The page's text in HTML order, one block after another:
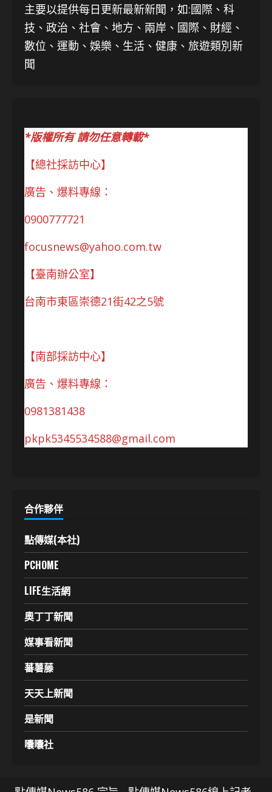
主要以提供每日更新最新新聞 ，如:國際、科
技、 政治、社會、地方、兩岸、國際、財經、
數位、運動、娛樂、生活、健康、旅遊類別新
聞
*版權所有 請勿任意轉載*
【總社採訪中心】
廣告、爆料專線：
0900777721
focusnews@yahoo.com.tw
【臺南辦公室】
台南市東區崇德21街42之5號
【南部採訪中心】
廣告、爆料專線：
0981381438
pkpk5345534588@gmail.com
合作夥伴
點傳媒(本社)
PCHOME
LIFE生活網
奧丁丁新聞
媒事看新聞
蕃薯藤
天天上新聞
是新聞
囔囔社